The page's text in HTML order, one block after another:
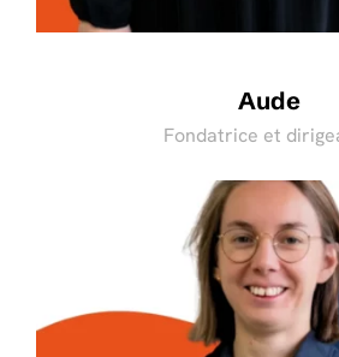
Aude
Fondatrice et